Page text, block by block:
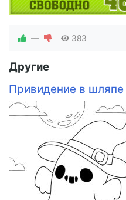
— 383
Другие
Привидение в шляпе